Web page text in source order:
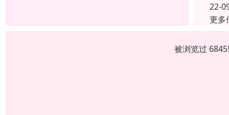
22-
更多
被浏览过